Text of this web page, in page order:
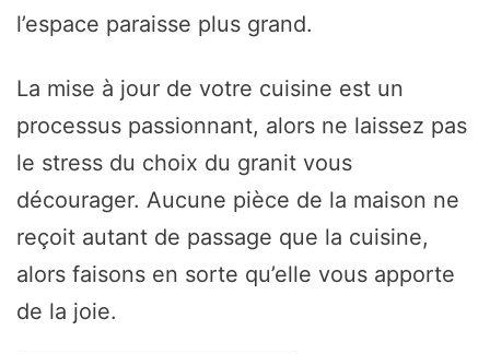
l’espace paraisse plus grand.
La mise à jour de votre cuisine est un
processus passionnant, alors ne laissez pas
le stress du choix du granit vous
décourager. Aucune pièce de la maison ne
reçoit autant de passage que la cuisine,
alors faisons en sorte qu’elle vous apporte
de la joie.